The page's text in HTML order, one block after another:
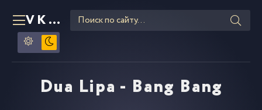
VKLIPE RU
Dua Lipa - Bang Bang